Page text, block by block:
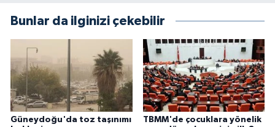
Bunlar da ilginizi çekebilir
Güneydoğu'da toz taşınımı
TBMM'de çocuklara yönelik